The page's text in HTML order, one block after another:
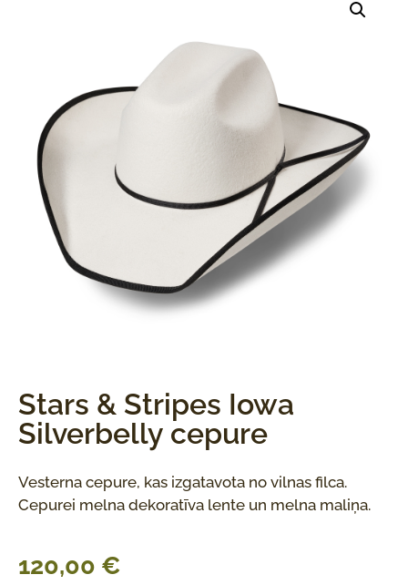
Stars & Stripes Iowa
Silverbelly cepure
Vesterna cepure, kas izgatavota no vilnas filca.
Cepurei melna dekoratīva lente un melna maliņa.
120,00 €